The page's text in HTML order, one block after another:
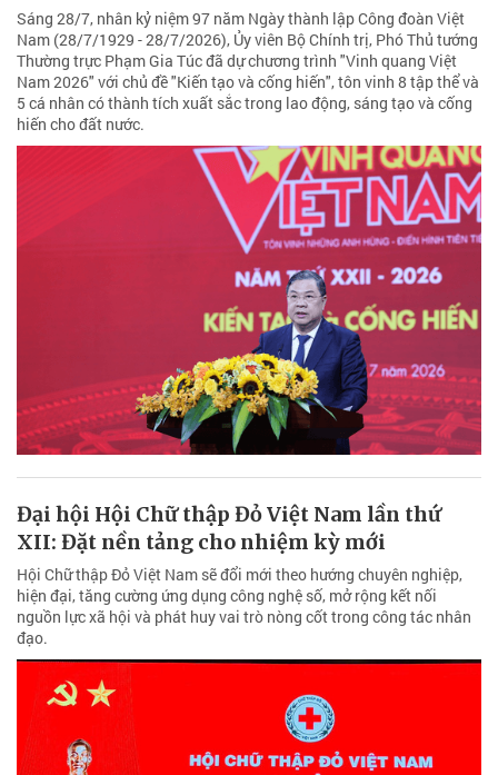
Sáng 28/7, nhân kỷ niệm 97 năm Ngày thành lập Công đoàn Việt
Nam (28/7/1929 - 28/7/2026), Ủy viên Bộ Chính trị, Phó Thủ tướng
Thường trực Phạm Gia Túc đã dự chương trình "Vinh quang Việt
Nam 2026" với chủ đề "Kiến tạo và cống hiến", tôn vinh 8 tập thể và
5 cá nhân có thành tích xuất sắc trong lao động, sáng tạo và cống
hiến cho đất nước.
Đại hội Hội Chữ thập Đỏ Việt Nam lần thứ
XII: Đặt nền tảng cho nhiệm kỳ mới
Hội Chữ thập Đỏ Việt Nam sẽ đổi mới theo hướng chuyên nghiệp,
hiện đại, tăng cường ứng dụng công nghệ số, mở rộng kết nối
nguồn lực xã hội và phát huy vai trò nòng cốt trong công tác nhân
đạo.